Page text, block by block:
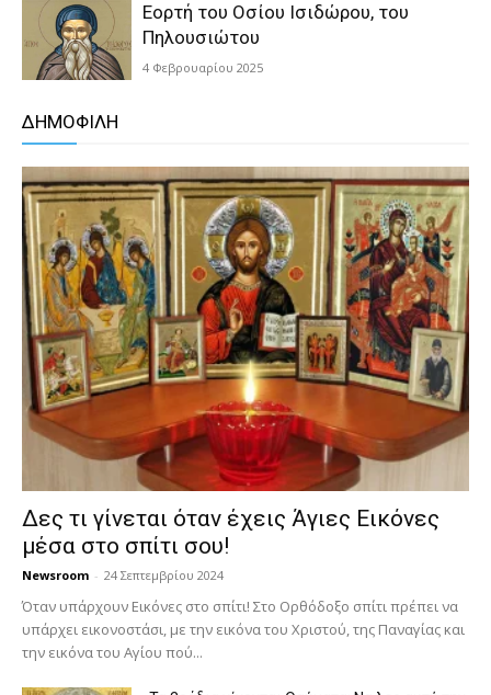
Εορτή του Οσίου Ισιδώρου, του
Πηλουσιώτου
4 Φεβρουαρίου 2025
ΔΗΜΟΦΙΛΗ
Δες τι γίνεται όταν έχεις Άγιες Εικόνες
μέσα στο σπίτι σου!
Newsroom - 24 Σεπτεμβρίου 2024
Όταν υπάρχουν Εικόνες στο σπίτι! Στο Ορθόδοξο σπίτι πρέπει να
υπάρχει εικονοστάσι, με την εικόνα του Χριστού, της Παν­αγίας και
την εικόνα του Αγίου πού...